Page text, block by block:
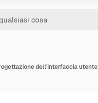
dell'interfaccia utente